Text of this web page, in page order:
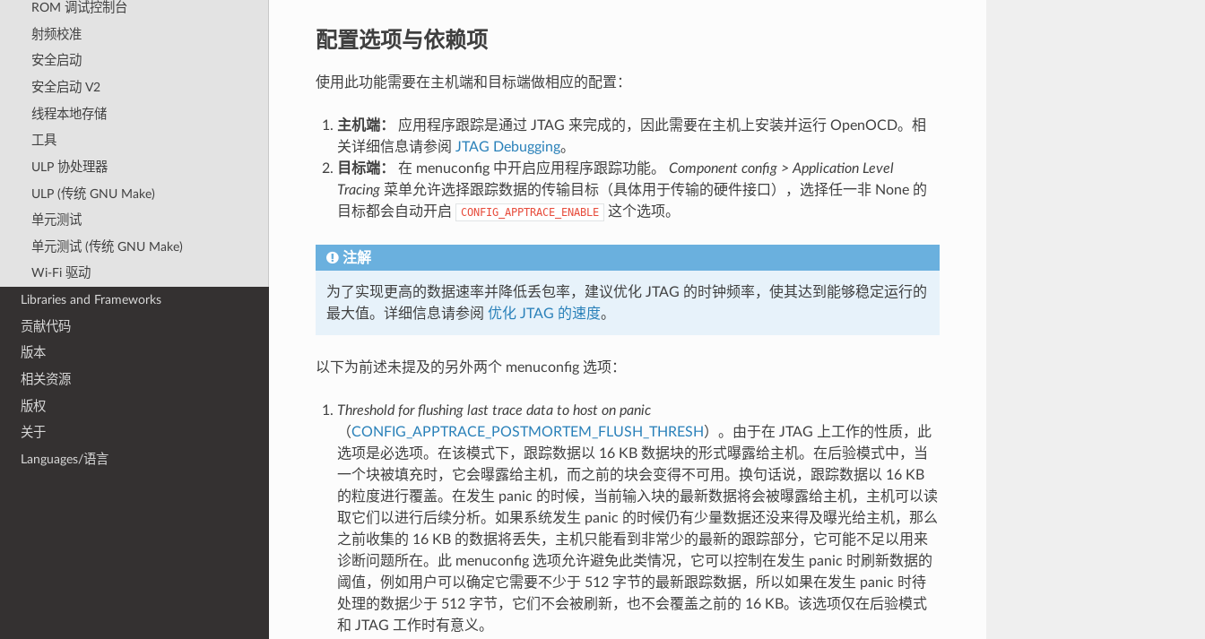
ROM 调试控制台
射频校准
安全启动
安全启动 V2
线程本地存储
工具
ULP 协处理器
ULP (传统 GNU Make)
单元测试
单元测试 (传统 GNU Make)
Wi-Fi 驱动
Libraries and Frameworks
贡献代码
版本
相关资源
版权
关于
Languages/语言
配置选项与依赖项
使用此功能需要在主机端和目标端做相应的配置：
主机端：
应用程序跟踪是通过 JTAG 来完成的，因此需要在主机上安装并运行 OpenOCD。相
关详细信息请参阅 JTAG Debugging。
目标端：
在 menuconfig 中开启应用程序跟踪功能。 Component config > Application Level
Tracing菜单允许选择跟踪数据的传输目标（具体用于传输的硬件接口），选择任一非 None 的
目标都会自动开启
CONFIG_APPTRACE_ENABLE 这个选项。
注解
为了实现更高的数据速率并降低丢包率，建议优化 JTAG 的时钟频率，使其达到能够稳定运行的
最大值。详细信息请参阅 优化 JTAG 的速度。
以下为前述未提及的另外两个 menuconfig 选项：
Threshold for flushing last trace data to host on panic
（CONFIG_APPTRACE_POSTMORTEM_FLUSH_THRESH ）。由于在 JTAG 上工作的性质，此
选项是必选项。在该模式下，跟踪数据以 16 KB 数据块的形式曝露给主机。在后验模式中，当
一个块被填充时，它会曝露给主机，而之前的块会变得不可用。换句话说，跟踪数据以 16 KB
的粒度进行覆盖。在发生 panic 的时候，当前输入块的最新数据将会被曝露给主机，主机可以读
取它们以进行后续分析。如果系统发生 panic 的时候仍有少量数据还没来得及曝光给主机，那么
之前收集的 16 KB 的数据将丢失，主机只能看到非常少的最新的跟踪部分，它可能不足以用来
诊断问题所在。此 menuconfig 选项允许避免此类情况，它可以控制在发生 panic 时刷新数据的
阈值，例如用户可以确定它需要不少于 512 字节的最新跟踪数据，所以如果在发生 panic 时待
处理的数据少于 512 字节，它们不会被刷新，也不会覆盖之前的 16 KB。该选项仅在后验模式
和 JTAG 工作时有意义。